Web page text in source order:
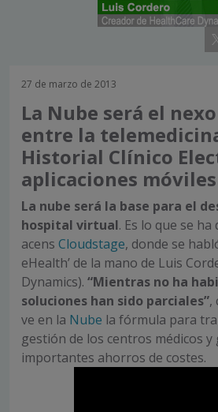
27 de marzo de 2013
La Nube será el
entre la
Historial Clínico
aplicaciones móviles
La nube será la base para el
hospital virtual. Es lo que se
acens Cloudstage, donde se
eHealth’ de la mano de Luis
Dynamics). “Mientras no ha
soluciones han sido parciales”,
ve en la Nube la fórmula para
gestión de los centros médicos
importantes ahorros de costes.